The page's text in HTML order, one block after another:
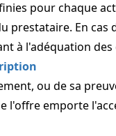
pour chaque
prestataire. En
à l'adéquation des
ou de sa
l'offre emporte